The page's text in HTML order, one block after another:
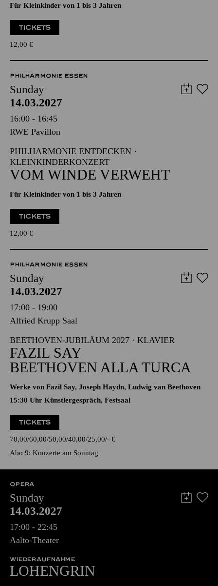
Für Kleinkinder von 1 bis 3 Jahren
TICKETS
12,00 €
PHILHARMONIE ESSEN
Sunday
14.03.2027
16:00 - 16:45
RWE Pavillon
PHILHARMONIE ENTDECKEN ·
KLEINKINDERKONZERT
VOM WINDE VERWEHT
Für Kleinkinder von 1 bis 3 Jahren
TICKETS
12,00 €
PHILHARMONIE ESSEN
Sunday
14.03.2027
17:00 - 19:00
Alfried Krupp Saal
BEETHOVEN-JUBILÄUM 2027 · KLAVIER
FAZIL SAY
BEETHOVEN ALLA TURCA
Werke von Fazil Say, Joseph Haydn, Ludwig van Beethoven
15:30 Uhr Künstlergespräch, Festsaal
TICKETS
70,00 60,00 50,00 40,00 25,00 - €
Abo 9: Konzerte am Sonntag
OPERA
Sunday
14.03.2027
17:00 - 22:45
Aalto-Theater
WIEDERAUFNAHME
LOHENGRIN